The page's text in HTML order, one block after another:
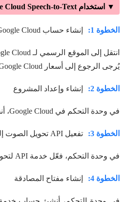
▼ استخدام Google Cloud Speech-to-Text لتحويل الصوت إلى نص
الخطوة 1: إنشاء حساب Google Cloud
يُرجى الرجوع إلى أسعار Google Cloud وطرق الدفع.
الخطوة 2: إنشاء وإعداد المشروع
في وحدة التحكم في Google Cloud، أنشئ مشروعًا جديدًا وحدد الإعدادات المناسبة، مثل اسم المشروع والموقع.
الخطوة 3: تفعيل API تحويل الصوت إلى نص
في وحدة التحكم، فعّل خدمة API لتحويل الصوت إلى نص، مما سيمكنك من استخدام وظيفة تحويل الصوت إلى نص.
الخطوة 4: إنشاء مفتاح المصادقة